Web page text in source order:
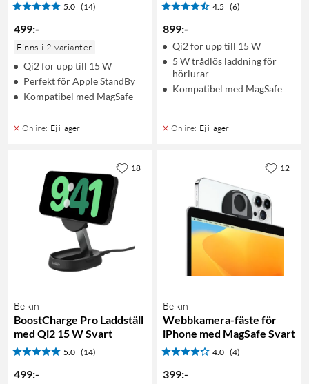
5.0 (14)
499:-
Finns i 2 varianter
Qi2 för upp till 15 W
Perfekt för Apple StandBy
Kompatibel med MagSafe
Online: Ej i lager
4.5 (6)
899:-
Qi2 för upp till 15 W
5 W trådlös laddning för
hörlurar
Kompatibel med MagSafe
Online: Ej i lager
Belkin
BoostCharge Pro Laddställ
med Qi2 15 W Svart
5.0 (14)
499:-
18
Belkin
Webbkamera-fäste för
iPhone med MagSafe Svart
4.0 (4)
399:-
12